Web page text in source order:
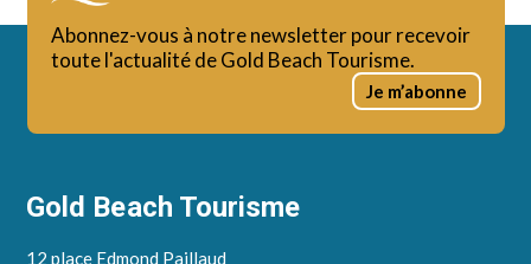
Abonnez-vous à notre newsletter pour recevoir
toute l'actualité de Gold Beach Tourisme.
Je m’abonne
Gold Beach Tourisme
12 place Edmond Paillaud